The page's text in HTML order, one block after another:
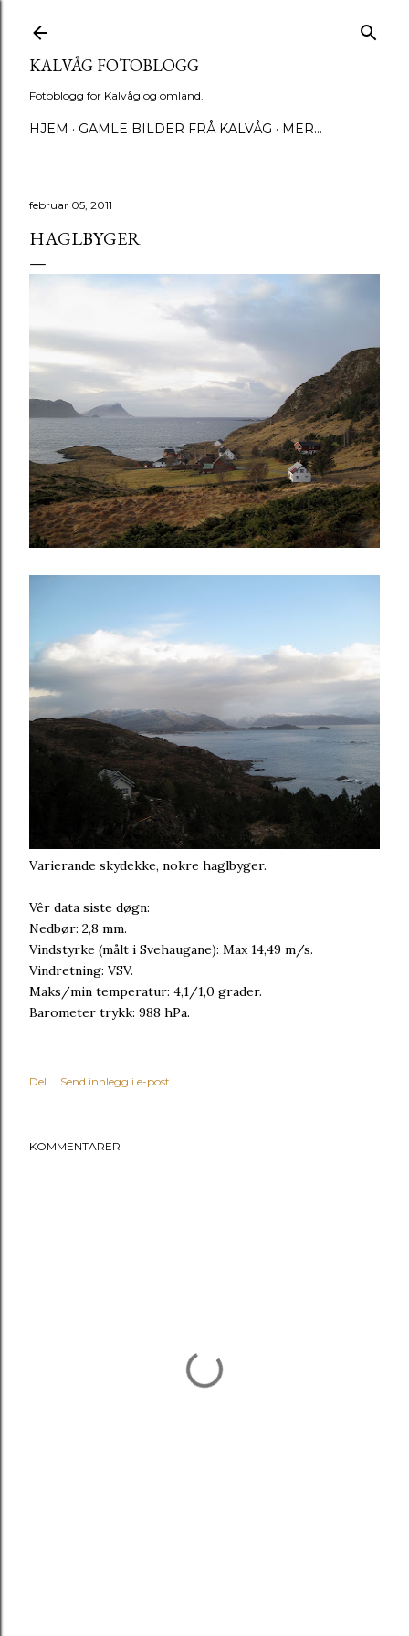
KALVÅG FOTOBLOGG
Fotoblogg for Kalvåg og omland.
HJEM GAMLE BILDER FRÅ KALVÅG MER…
februar 05, 2011
HAGLBYGER
Varierande skydekke, nokre haglbyger.
Vêr data siste døgn:
Nedbør: 2,8 mm.
Vindstyrke (målt i Svehaugane): Max 14,49 m/s.
Vindretning: VSV.
Maks/min temperatur: 4,1/1,0 grader.
Barometer trykk: 988 hPa.
Del Send innlegg i e-post
KOMMENTARER